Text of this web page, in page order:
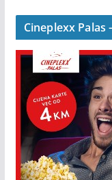
Cineplexx